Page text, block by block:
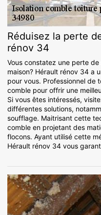
Réduisez la perte
rénov 34
Vous constatez une perte
maison? Hérault rénov 34 a
pour vous. Professionnel de
comble pour offrir une
Si vous êtes intéressés,
différentes solutions,
soufflage. Maitrisant cette
comble en projetant des
flocons. Ayant utilisé cette
Hérault rénov 34 vous